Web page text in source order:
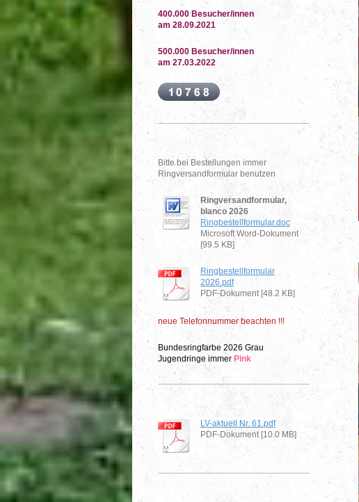
400.000 Besucher/innen
am 28.09.2021
500.000 Besucher/innen
am 27.03.2022
Bitte bei Bestellungen immer
Ringversandformular benutzen
Ringversandformular,
blanco 2026
Ringbestellformular.doc
Microsoft Word-Dokument
[99.5 KB]
Ringbestellformular
2026.pdf
PDF-Dokument [48.2 KB]
neue Telefonnummer beachten !!!
Bundesringfarbe 2026 Grau
Jugendringe immer Pink
LV-aktuell Nr. 61.pdf
PDF-Dokument [10.0 MB]